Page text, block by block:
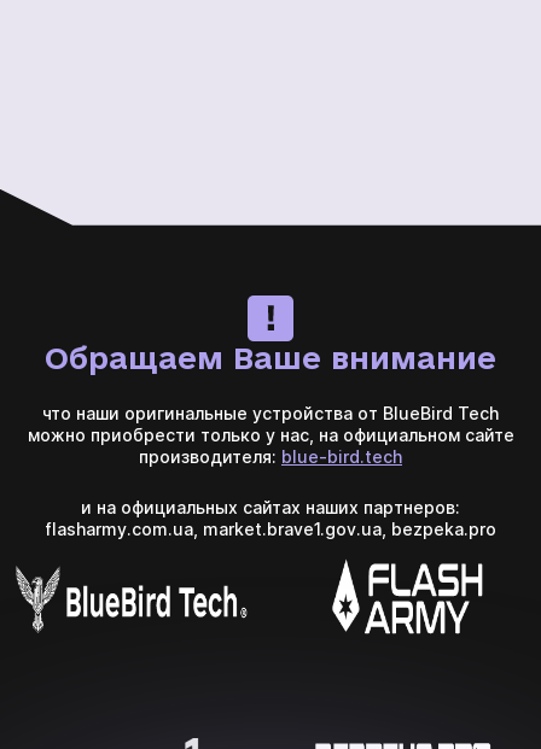
Обращаем Ваше внимание
что наши оригинальные устройства от BlueBird Tech
можно приобрести только у нас, на официальном сайте
производителя: blue-bird.tech
и на официальных сайтах наших партнеров:
flasharmy.com.ua, market.brave1.gov.ua, bezpeka.pro